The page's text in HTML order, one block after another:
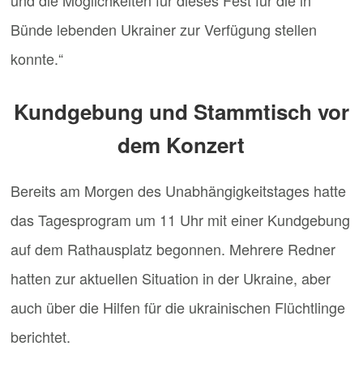
Bünde lebenden Ukrainer zur Verfügung stellen
konnte.“
Kundgebung und Stammtisch vor
dem Konzert
Bereits am Morgen des Unabhängigkeitstages hatte
das Tagesprogram um 11 Uhr mit einer Kundgebung
auf dem Rathausplatz begonnen. Mehrere Redner
hatten zur aktuellen Situation in der Ukraine, aber
auch über die Hilfen für die ukrainischen Flüchtlinge
berichtet.